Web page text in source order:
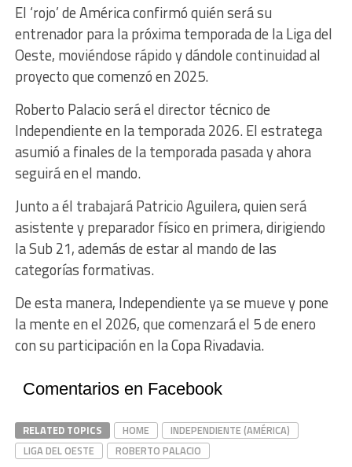
El ‘rojo’ de América confirmó quién será su
entrenador para la próxima temporada de la Liga del
Oeste, moviéndose rápido y dándole continuidad al
proyecto que comenzó en 2025.
Roberto Palacio será el director técnico de
Independiente en la temporada 2026. El estratega
asumió a finales de la temporada pasada y ahora
seguirá en el mando.
Junto a él trabajará Patricio Aguilera, quien será
asistente y preparador físico en primera, dirigiendo
la Sub 21, además de estar al mando de las
categorías formativas.
De esta manera, Independiente ya se mueve y pone
la mente en el 2026, que comenzará el 5 de enero
con su participación en la Copa Rivadavia.
Comentarios en Facebook
RELATED TOPICS HOME
INDEPENDIENTE (AMÉRICA)
LIGA DEL OESTE
ROBERTO PALACIO